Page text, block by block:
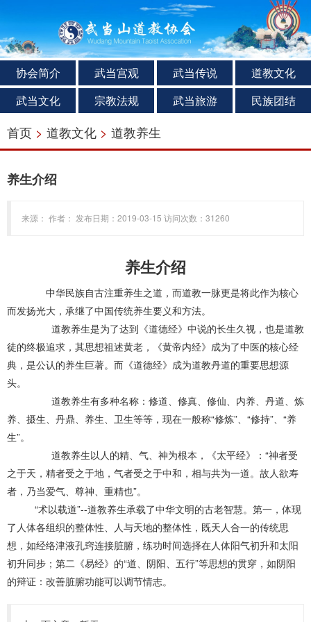
协会简介 武当宫观 武当传说
道教文化
武当文化
宗教法规 武当旅游 民族团结
首页 > 道教文化 > 道教养生
养生介绍
来源： 作者： 发布日期：2019-03-15 访问次数：31260
养生介绍
中华民族自古注重养生之道，而道教一脉更是将此作为核心
而发扬光大，承继了中国传统养生要义和方法。
道教养生是为了达到《道德经》中说的长生久视，也是道教
徒的终极追求，其思想祖述黄老，《黄帝内经》成为了中医的核心经
典，是公认的养生巨著。而《道德经》成为道教丹道的重要思想源
头。
道教养生有多种名称：修道、修真、修仙、内养、丹道、炼
养、摄生、丹鼎、养生、卫生等等，现在一般称“修炼”、“修持”、“养
生”。
道教养生以人的精、气、神为根本，《太平经》：“神者受
之于天，精者受之于地，气者受之于中和，相与共为一道。故人欲寿
者，乃当爱气、尊神、重精也”。
“术以载道”--道教养生承载了中华文明的古老智慧。第一，体现
了人体各组织的整体性、人与天地的整体性，既天人合一的传统思
想，如经络津液孔窍连接脏腑，练功时间选择在人体阳气初升和太阳
初升同步；第二《易经》的“道、阴阳、五行”等思想的贯穿，如阴阳
的辩证：改善脏腑功能可以调节情志。